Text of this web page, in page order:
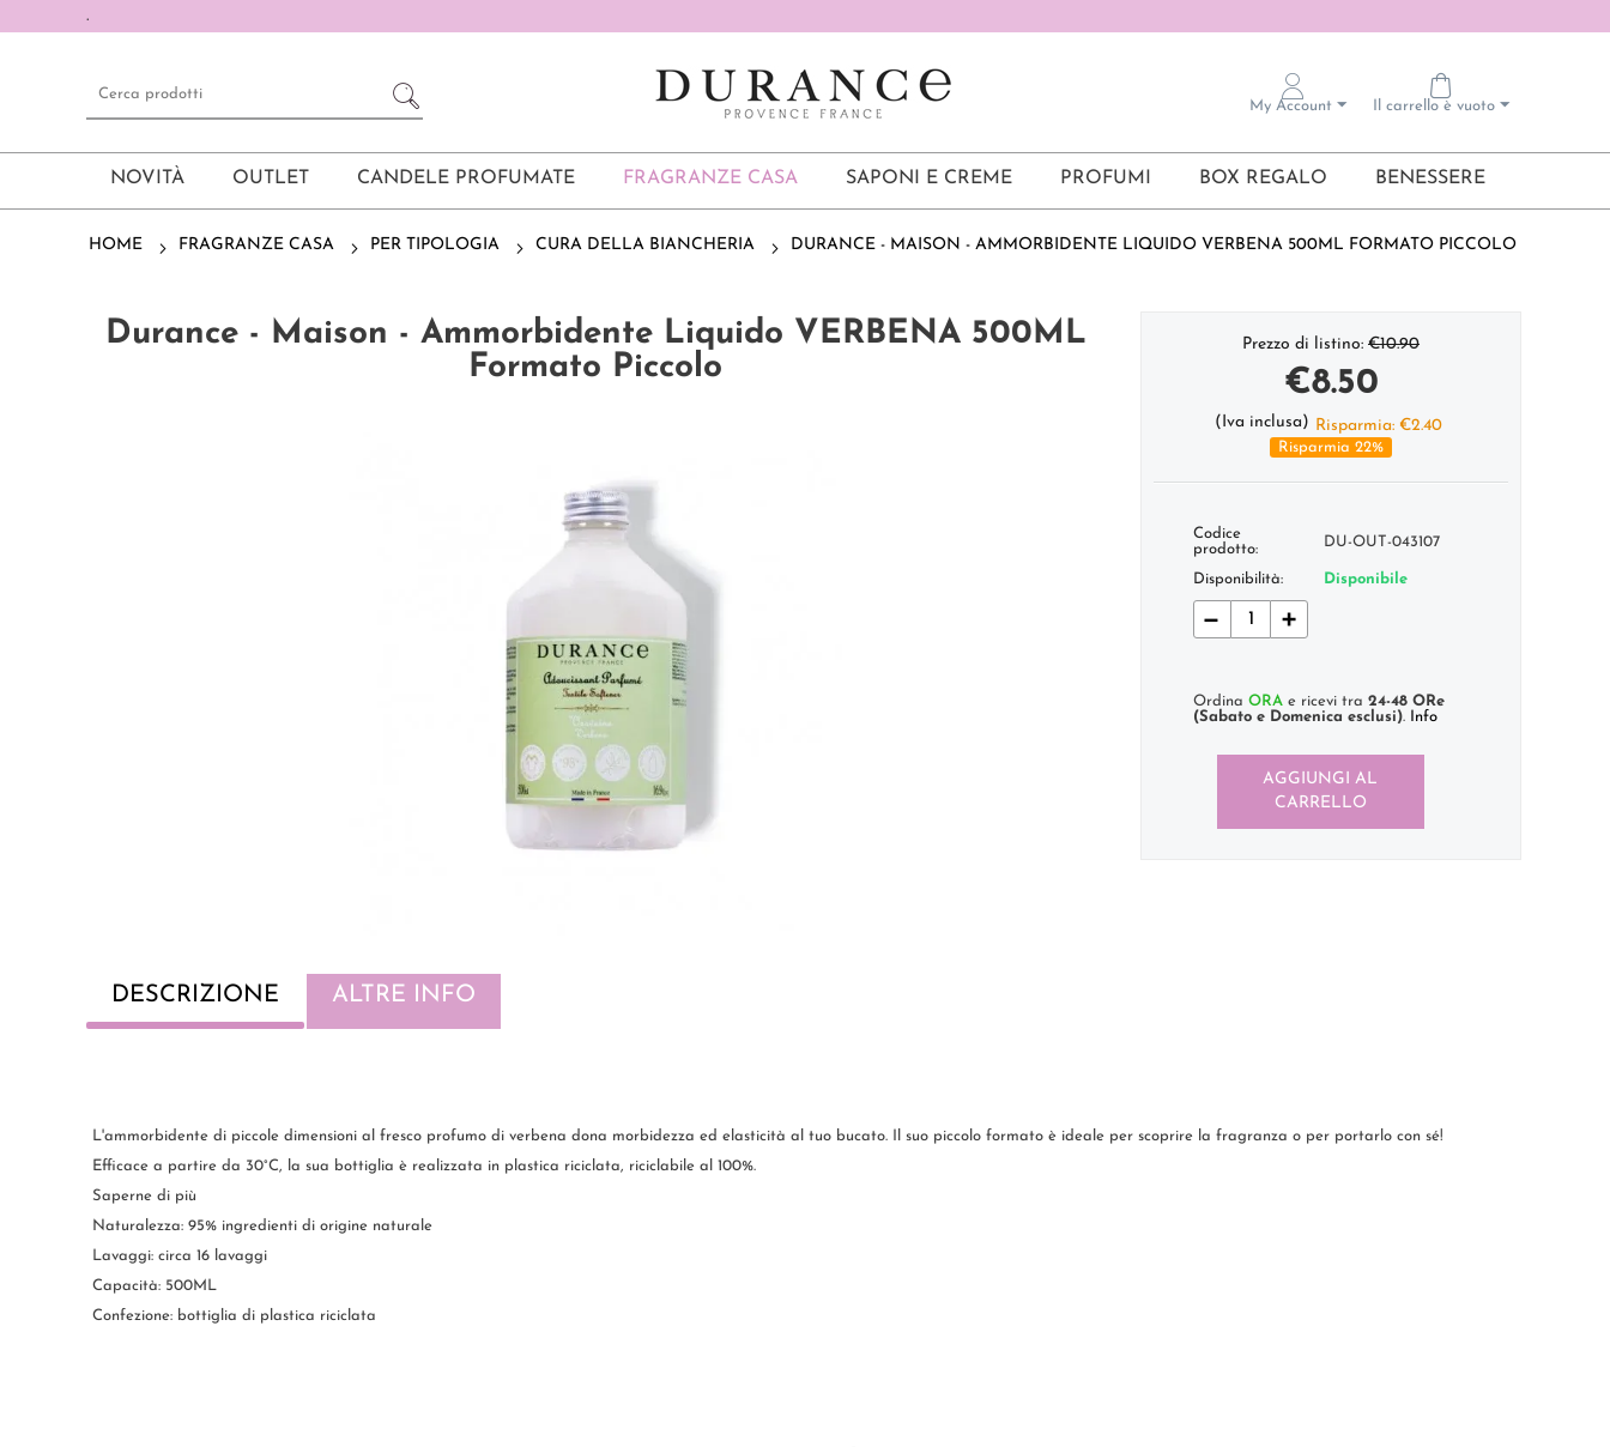
.
Il carrello è vuoto
My Account
NOVITÀ OUTLET CANDELE PROFUMATE FRAGRANZE CASA SAPONI E CREME PROFUMI BOX REGALO BENESSERE
HOME FRAGRANZE CASA PER TIPOLOGIA CURA DELLA BIANCHERIA DURANCE - MAISON - AMMORBIDENTE LIQUIDO VERBENA 500ML FORMATO PICCOLO
Durance - Maison - Ammorbidente Liquido VERBENA 500ML
Formato Piccolo
Prezzo di listino: €10.90
€8.50
(Iva inclusa) Risparmia: €2.40
Risparmia 22%
Codice
prodotto:
DU-OUT-043107
Disponibilità: Disponibile
+
−
Ordina ORA e ricevi tra 24-48 ORe
(Sabato e Domenica esclusi). Info
AGGIUNGI AL
CARRELLO
DESCRIZIONE ALTRE INFO
L'ammorbidente di piccole dimensioni al fresco profumo di verbena dona morbidezza ed elasticità al tuo bucato. Il suo piccolo formato è ideale per scoprire la fragranza o per portarlo con sé!
Efficace a partire da 30°C, la sua bottiglia è realizzata in plastica riciclata, riciclabile al 100%.
Saperne di più
Naturalezza: 95% ingredienti di origine naturale
Lavaggi: circa 16 lavaggi
Capacità: 500ML
Confezione: bottiglia di plastica riciclata